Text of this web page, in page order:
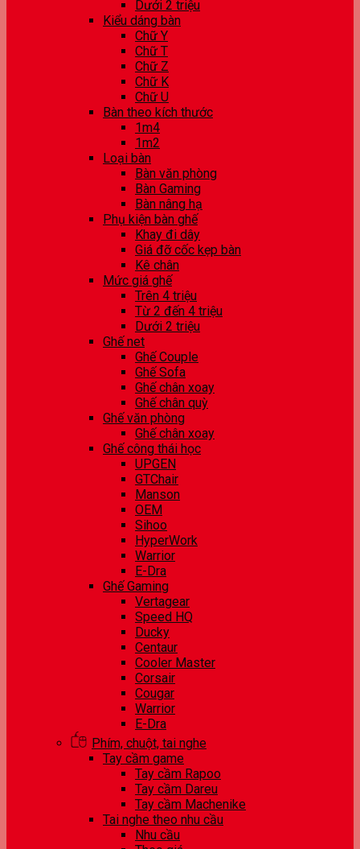
Dưới 2 triệu
Kiểu dáng bàn
Chữ Y
Chữ T
Chữ Z
Chữ K
Chữ U
Bàn theo kích thước
1m4
1m2
Loại bàn
Bàn văn phòng
Bàn Gaming
Bàn nâng hạ
Phụ kiện bàn ghế
Khay đi dây
Giá đỡ cốc kẹp bàn
Kê chân
Mức giá ghế
Trên 4 triệu
Từ 2 đến 4 triệu
Dưới 2 triệu
Ghế net
Ghế Couple
Ghế Sofa
Ghế chân xoay
Ghế chân quỳ
Ghế văn phòng
Ghế chân xoay
Ghế công thái học
UPGEN
GTChair
Manson
OEM
Sihoo
HyperWork
Warrior
E-Dra
Ghế Gaming
Vertagear
Speed HQ
Ducky
Centaur
Cooler Master
Corsair
Cougar
Warrior
E-Dra
Phím, chuột, tai nghe
Tay cầm game
Tay cầm Rapoo
Tay cầm Dareu
Tay cầm Machenike
Tai nghe theo nhu cầu
Nhu cầu